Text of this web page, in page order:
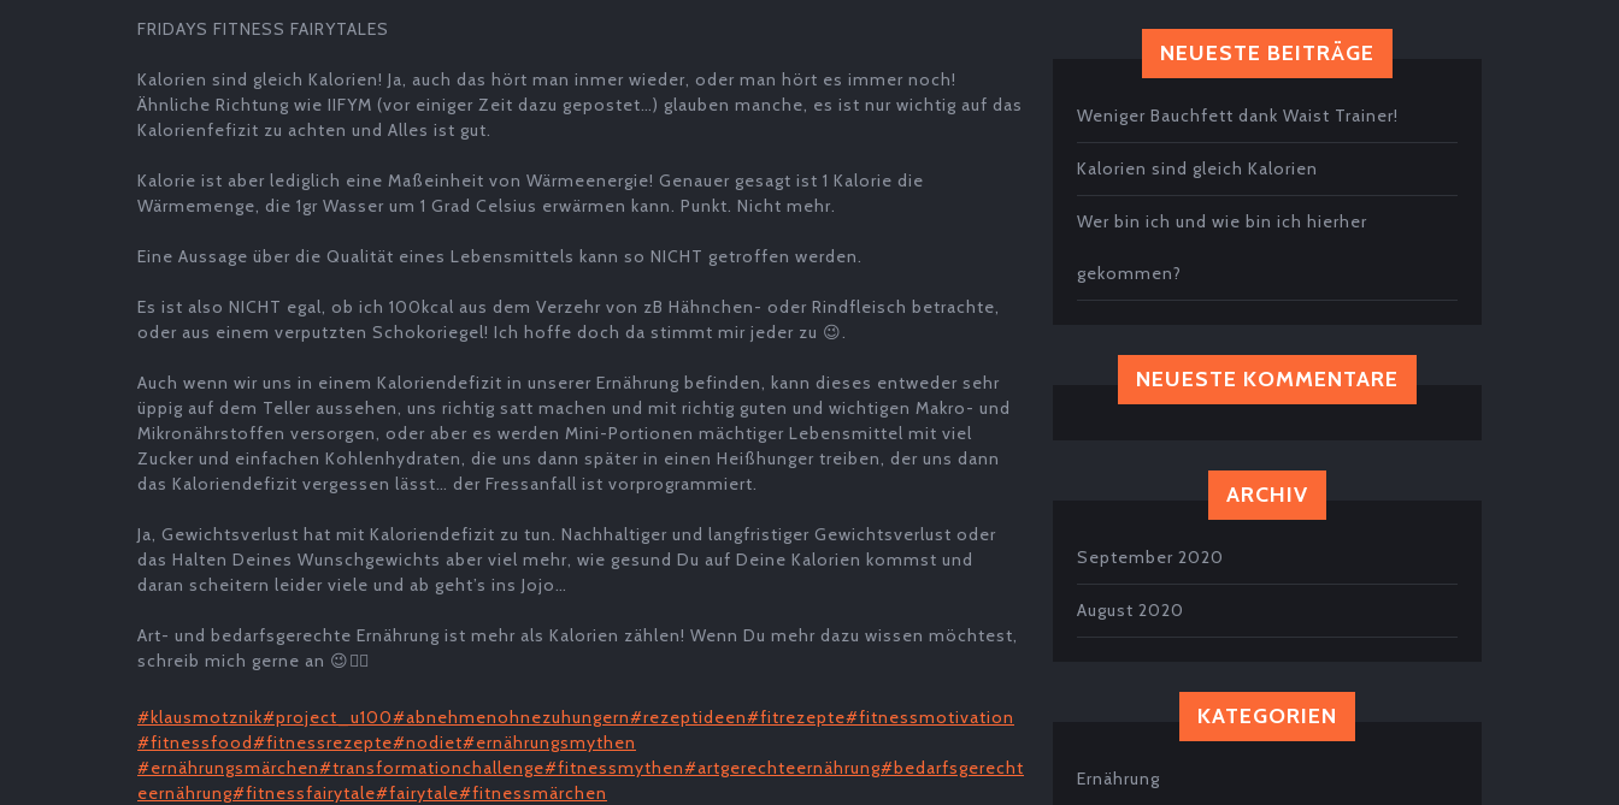
FRIDAYS FITNESS FAIRYTALES
Kalorien sind gleich Kalorien! Ja, auch das hört man inmer wieder, oder man hört es immer noch!
Ähnliche Richtung wie IIFYM (vor einiger Zeit dazu gepostet…) glauben manche, es ist nur wichtig auf das
Kalorienfefizit zu achten und Alles ist gut.
Kalorie ist aber lediglich eine Maßeinheit von Wärmeenergie! Genauer gesagt ist 1 Kalorie die
Wärmemenge, die 1gr Wasser um 1 Grad Celsius erwärmen kann. Punkt. Nicht mehr.
Eine Aussage über die Qualität eines Lebensmittels kann so NICHT getroffen werden.
Es ist also NICHT egal, ob ich 100kcal aus dem Verzehr von zB Hähnchen- oder Rindfleisch betrachte,
oder aus einem verputzten Schokoriegel! Ich hoffe doch da stimmt mir jeder zu 😉.
Auch wenn wir uns in einem Kaloriendefizit in unserer Ernährung befinden, kann dieses entweder sehr
üppig auf dem Teller aussehen, uns richtig satt machen und mit richtig guten und wichtigen Makro- und
Mikronährstoffen versorgen, oder aber es werden Mini-Portionen mächtiger Lebensmittel mit viel
Zucker und einfachen Kohlenhydraten, die uns dann später in einen Heißhunger treiben, der uns dann
das Kaloriendefizit vergessen lässt… der Fressanfall ist vorprogrammiert.
Ja, Gewichtsverlust hat mit Kaloriendefizit zu tun. Nachhaltiger und langfristiger Gewichtsverlust oder
das Halten Deines Wunschgewichts aber viel mehr, wie gesund Du auf Deine Kalorien kommst und
daran scheitern leider viele und ab geht’s ins Jojo…
Art- und bedarfsgerechte Ernährung ist mehr als Kalorien zählen! Wenn Du mehr dazu wissen möchtest,
schreib mich gerne an 😉👍🏼
#klausmotznik#project_u100#abnehmenohnezuhungern#rezeptideen#fitrezepte#fitnessmotivation
#fitnessfood#fitnessrezepte#nodiet#ernährungsmythen
#ernährungsmärchen#transformationchallenge#fitnessmythen#artgerechteernährung#bedarfsgerecht
eernährung#fitnessfairytale#fairytale#fitnessmärchen
NEUESTE BEITRÄGE
Weniger Bauchfett dank Waist Trainer!
Kalorien sind gleich Kalorien
Wer bin ich und wie bin ich hierher
gekommen?
NEUESTE KOMMENTARE
ARCHIV
September 2020
August 2020
KATEGORIEN
Ernährung